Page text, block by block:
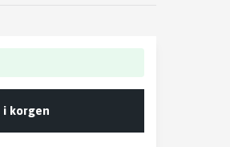
i korgen